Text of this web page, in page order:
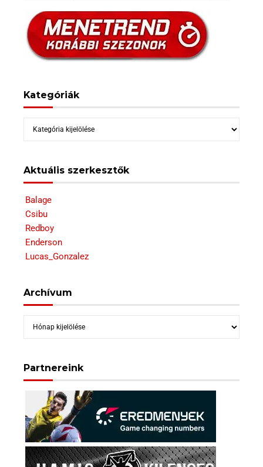
Kategóriák
Kategóriák
Aktuális szerkesztők
Balage
Csibu
Redboy
Enderson
Lucas_Gonzalez
Archívum
Archívum
Partnereink